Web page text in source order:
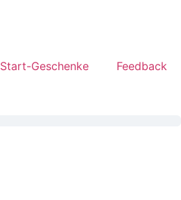
Start-Geschenke Feedback